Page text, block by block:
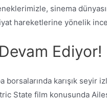
sinema
hareketlerine yönelik
Ediyor!
karışık seyir
State film konusunda